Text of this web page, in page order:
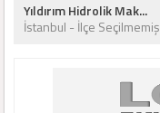
Yıldırım Hidrolik Mak...
İstanbul - İlçe Seçilmemiş